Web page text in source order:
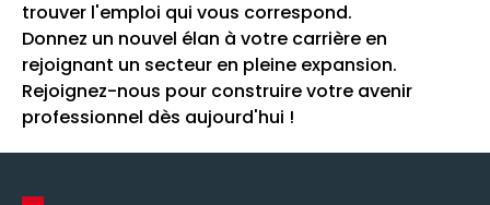
trouver l'emploi qui vous correspond.
Donnez un nouvel élan à votre carrière en
rejoignant un secteur en pleine expansion.
Rejoignez-nous pour construire votre avenir
professionnel dès aujourd'hui !